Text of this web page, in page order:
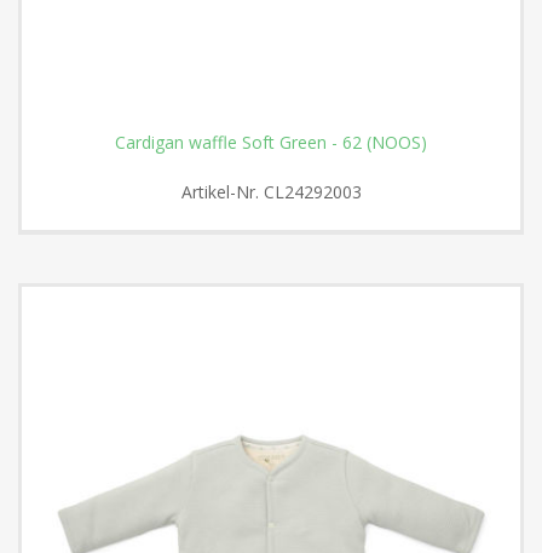
Cardigan waffle Soft Green - 62 (NOOS)
Artikel-Nr. CL24292003